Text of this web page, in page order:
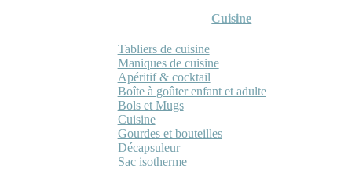
Cuisine
Tabliers de cuisine
Maniques de cuisine
Apéritif & cocktail
Boîte à goûter enfant et adulte
Bols et Mugs
Cuisine
Gourdes et bouteilles
Décapsuleur
Sac isotherme